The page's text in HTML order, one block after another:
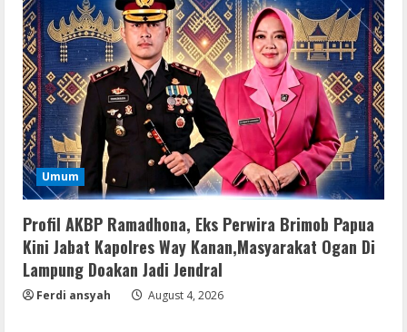
Umum
Profil AKBP Ramadhona, Eks Perwira Brimob Papua
Kini Jabat Kapolres Way Kanan,Masyarakat Ogan Di
Lampung Doakan Jadi Jendral
Ferdi ansyah August 4, 2026
4
5
Serialers
FL Studio Portable + License Key
[Patch] (x86x64) Stable Unlimited
August 7, 2026
1
Umum
Kemarau Panjang Picu Kebakaran di
Sangkaran Bhakti; Rumah Ibu Yuli
Hangus Dilalap Api
August 7, 2026
Serialers
Adobe Acrobat Pro 2021 Portable only